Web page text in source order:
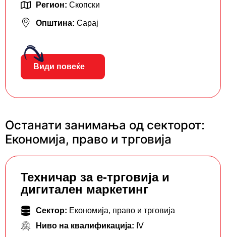
Регион: Скопски
Општина: Сарај
Види повеќе
Останати занимања од секторот:
Економија, право и трговија
Teхничар за е-трговија и
дигитален маркетинг
Сектор: Економија, право и трговија
Ниво на квалификација: IV